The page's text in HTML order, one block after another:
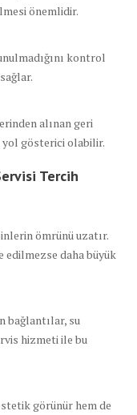
önemlidir.
kontrol
alınan geri
gösterici olabilir.
Tercih
ömrünü uzatır.
edilmezse daha büyük
bağlantılar, su
hizmeti ile bu
görünür hem de